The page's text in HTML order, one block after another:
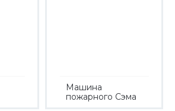
Машина
пожарного Сэма